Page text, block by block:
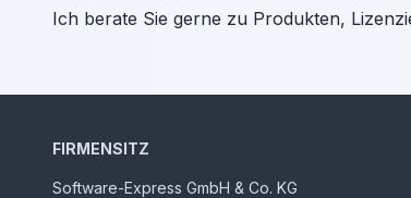
Ich berate Sie gerne zu Produkten,
FIRMENSITZ
Software-Express GmbH & Co. KG